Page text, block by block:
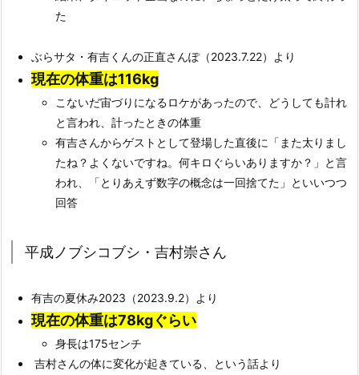
た
ぶらサタ・有吉くんの正直さんぽ（2023.7.22）より
現在の体重は116kg
こないだ宙づりになるロケがあったので、どうしても計れ
と言われ、計ったときの体重
有吉さんからゲストとして登場した直後に「また太りまし
たね？よくないですね。何キロぐらいありますか？」と言
われ、「とりあえず数字の概念は一回捨てた」といいつつ
回答
平成ノブシコブシ・吉村崇さん
有吉の夏休み2023（2023.9.2）より
現在の体重は78kgぐらい
身長は175センチ
吉村さんの体に変化が起きている、という話より